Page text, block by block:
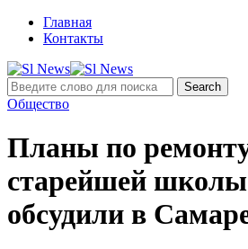
Главная
Контакты
Общество
Планы по
старейшей школы
обсудили в